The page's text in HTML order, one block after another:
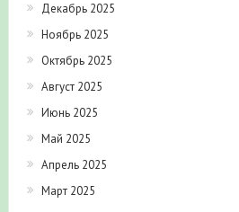
Декабрь 2025
Ноябрь 2025
Октябрь 2025
Август 2025
Июнь 2025
Май 2025
Апрель 2025
Март 2025